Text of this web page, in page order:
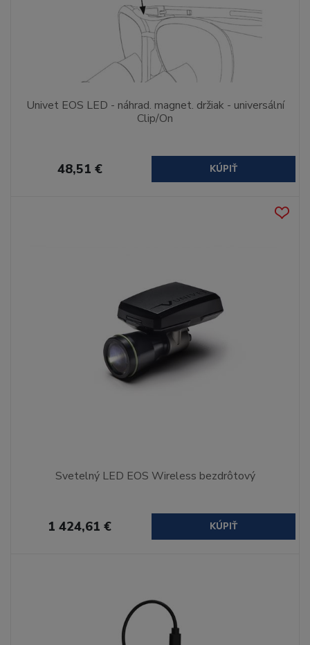
Univet EOS LED - náhrad. magnet. držiak - universální
Clip/On
48,51 € KÚPIŤ
Svetelný LED EOS Wireless bezdrôtový
1 424,61 € KÚPIŤ